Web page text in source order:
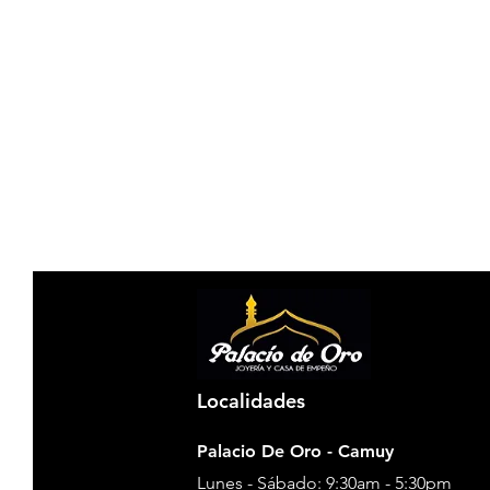
Localidades
Palacio De Oro - Camuy
Lunes - Sábado: 9:30am - 5:30pm